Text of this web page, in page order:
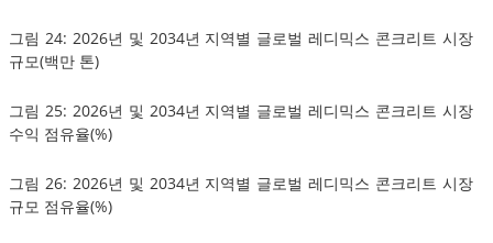
그림 24: 2026년 및 2034년 지역별 글로벌 레디믹스 콘크리트 시장
규모(백만 톤)
그림 25: 2026년 및 2034년 지역별 글로벌 레디믹스 콘크리트 시장
수익 점유율(%)
그림 26: 2026년 및 2034년 지역별 글로벌 레디믹스 콘크리트 시장
규모 점유율(%)